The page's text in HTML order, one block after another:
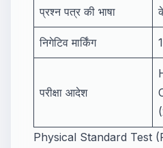
प्रश्न पत्र की भाषा
निगेटिव मार्किंग
परीक्षा आदेश
Physical Standard Test